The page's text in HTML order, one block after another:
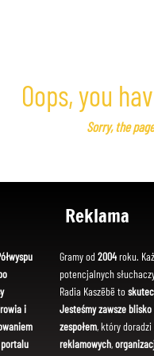
Oops, you
Sorry, the
i
Reklama
Gramy od 2004roku.
potencjalnych
Radia Kaszëbë to
Jesteśmy zawsze
zespołem, który
reklamowych,